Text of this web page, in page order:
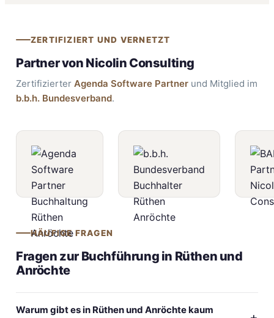
ZERTIFIZIERT UND VERNETZT
Partner von Nicolin Consulting
Zertifizierter Agenda Software Partnerund Mitglied im
b.b.h. Bundesverband.
HÄUFIGE FRAGEN
Fragen zur Buchführung in Rüthen und
Anröchte
Warum gibt es in Rüthen und Anröchte kaum